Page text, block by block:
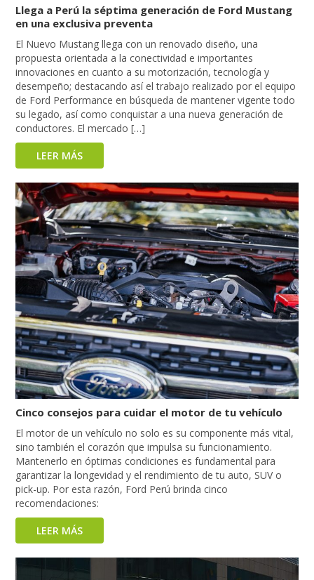
Llega a Perú la séptima generación de Ford Mustang
en una exclusiva preventa
El Nuevo Mustang llega con un renovado diseño, una
propuesta orientada a la conectividad e importantes
innovaciones en cuanto a su motorización, tecnología y
desempeño; destacando así el trabajo realizado por el equipo
de Ford Performance en búsqueda de mantener vigente todo
su legado, así como conquistar a una nueva generación de
conductores. El mercado […]
LEER MÁS
Cinco consejos para cuidar el motor de tu vehículo
El motor de un vehículo no solo es su componente más vital,
sino también el corazón que impulsa su funcionamiento.
Mantenerlo en óptimas condiciones es fundamental para
garantizar la longevidad y el rendimiento de tu auto, SUV o
pick-up. Por esta razón, Ford Perú brinda cinco
recomendaciones:
LEER MÁS